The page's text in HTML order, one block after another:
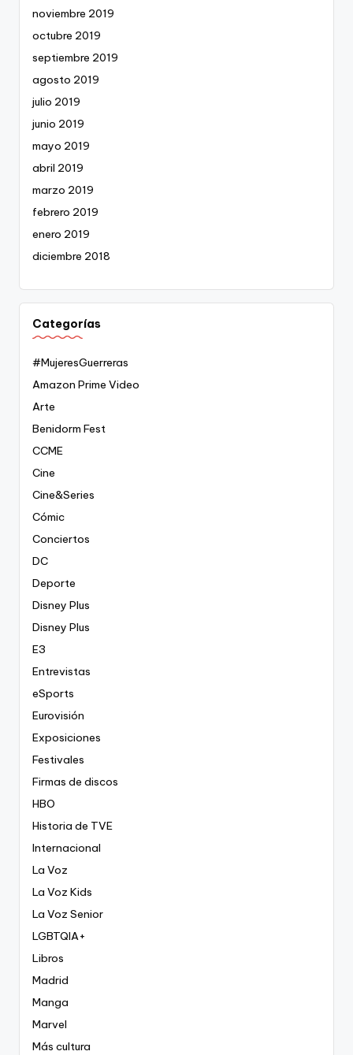
noviembre 2019
octubre 2019
septiembre 2019
agosto 2019
julio 2019
junio 2019
mayo 2019
abril 2019
marzo 2019
febrero 2019
enero 2019
diciembre 2018
Categorías
#MujeresGuerreras
Amazon Prime Video
Arte
Benidorm Fest
CCME
Cine
Cine&Series
Cómic
Conciertos
DC
Deporte
Disney Plus
Disney Plus
E3
Entrevistas
eSports
Eurovisión
Exposiciones
Festivales
Firmas de discos
HBO
Historia de TVE
Internacional
La Voz
La Voz Kids
La Voz Senior
LGBTQIA+
Libros
Madrid
Manga
Marvel
Más cultura